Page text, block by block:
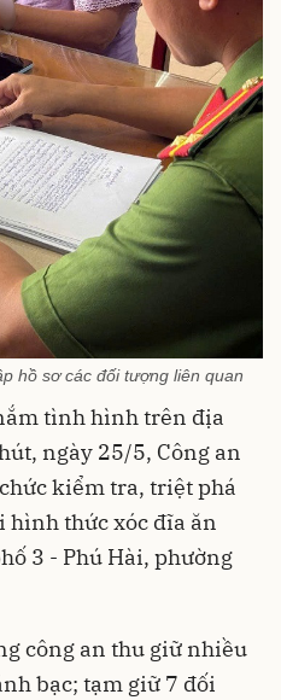
hồ sơ các đối tượng liên quan
tình hình trên địa
ngày 25/5, Công an
kiểm tra, triệt phá
hình thức xóc đĩa ăn
3 - Phú Hài, phường
công an thu giữ nhiều
bạc; tạm giữ 7 đối